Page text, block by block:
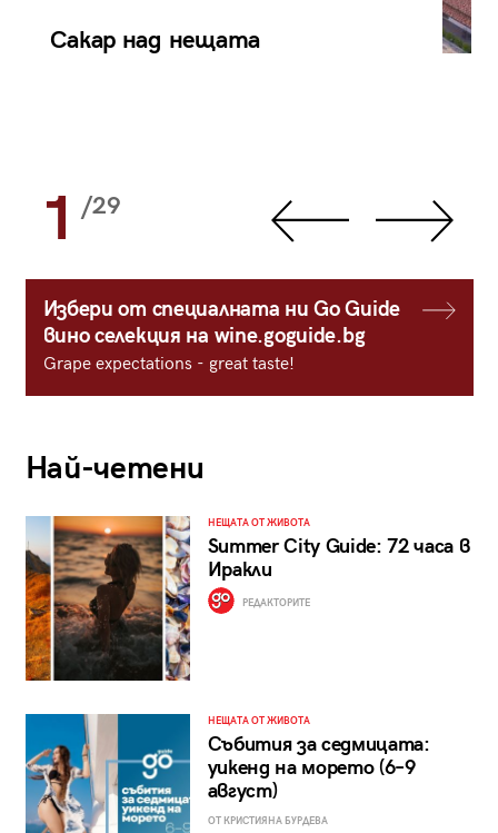
Сакар над нещата
1 /29
Избери от специалната ни Go Guide
вино селекция на wine.goguide.bg
Grape expectations - great taste!
Най-четени
НЕЩАТА ОТ ЖИВОТА
Summer City Guide: 72 часа в
Иракли
РЕДАКТОРИТЕ
НЕЩАТА ОТ ЖИВОТА
Събития за седмицата:
уикенд на морето (6–9
август)
ОТ КРИСТИЯНА БУРДЕВА